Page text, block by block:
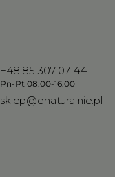
+48 85 307 07 44
Pn-Pt 08:00-16:00
sklep@enaturalnie.pl